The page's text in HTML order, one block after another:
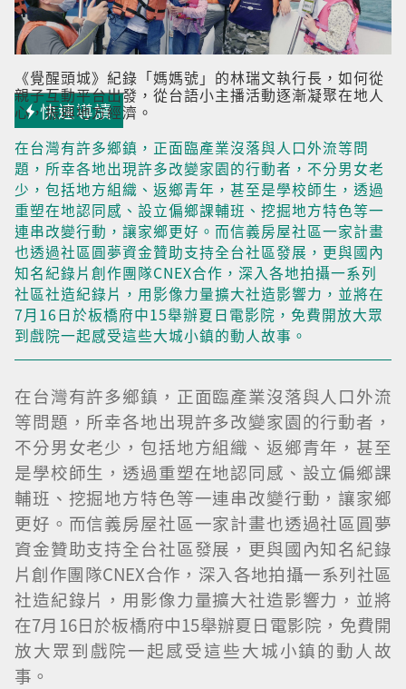
《覺醒頭城》紀錄「媽媽號」的林瑞文執行長，如何從
親子互動平台出發，從台語小主播活動逐漸凝聚在地人
心，振興地方經濟。
快速導讀
在台灣有許多鄉鎮，正面臨產業沒落與人口外流等問
題，所幸各地出現許多改變家園的行動者，不分男女老
少，包括地方組織、返鄉青年，甚至是學校師生，透過
重塑在地認同感、設立偏鄉課輔班、挖掘地方特色等一
連串改變行動，讓家鄉更好。而信義房屋社區一家計畫
也透過社區圓夢資金贊助支持全台社區發展，更與國內
知名紀錄片創作團隊CNEX合作，深入各地拍攝一系列
社區社造紀錄片，用影像力量擴大社造影響力，並將在
7月16日於板橋府中15舉辦夏日電影院，免費開放大眾
到戲院一起感受這些大城小鎮的動人故事。
在台灣有許多鄉鎮，正面臨產業沒落與人口外流
等問題，所幸各地出現許多改變家園的行動者，
不分男女老少，包括地方組織、返鄉青年，甚至
是學校師生，透過重塑在地認同感、設立偏鄉課
輔班、挖掘地方特色等一連串改變行動，讓家鄉
更好。而信義房屋社區一家計畫也透過社區圓夢
資金贊助支持全台社區發展，更與國內知名紀錄
片創作團隊CNEX合作，深入各地拍攝一系列社區
社造紀錄片，用影像力量擴大社造影響力，並將
在7月16日於板橋府中15舉辦夏日電影院，免費開
放大眾到戲院一起感受這些大城小鎮的動人故
事。